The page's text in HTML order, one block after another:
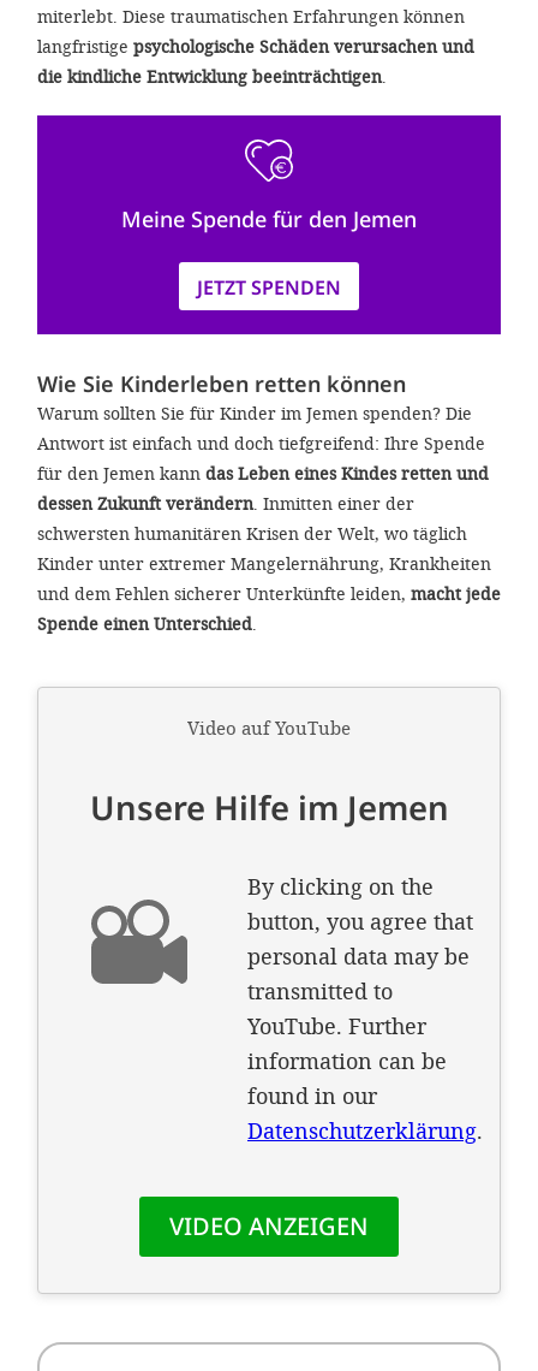
miterlebt. Diese traumatischen Erfahrungen können
langfristige psychologische Schäden verursachen und
die kindliche Entwicklung beeinträchtigen.
Meine Spende für den Jemen
JETZT SPENDEN
Wie Sie Kinderleben retten können
Warum sollten Sie für Kinder im Jemen spenden? Die
Antwort ist einfach und doch tiefgreifend: Ihre Spende
für den Jemen kann das Leben eines Kindes retten und
dessen Zukunft verändern. Inmitten einer der
schwersten humanitären Krisen der Welt, wo täglich
Kinder unter extremer Mangelernährung, Krankheiten
und dem Fehlen sicherer Unterkünfte leiden, macht jede
Spende einen Unterschied.